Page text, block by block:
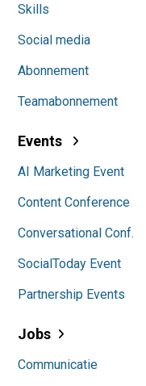
Skills
Social media
Abonnement
Teamabonnement
Events
AI Marketing Event
Content Conference
Conversational Conf.
SocialToday Event
Partnership Events
Jobs
Communicatie